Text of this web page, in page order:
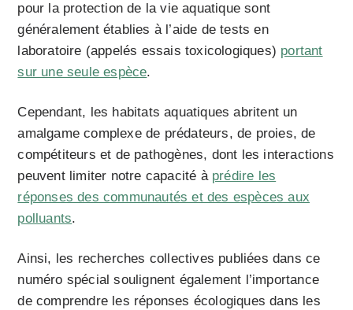
pour la protection de la vie aquatique sont
généralement établies à l’aide de tests en
laboratoire (appelés essais toxicologiques) portant
sur une seule espèce.
Cependant, les habitats aquatiques abritent un
amalgame complexe de prédateurs, de proies, de
compétiteurs et de pathogènes, dont les interactions
peuvent limiter notre capacité à prédire les
réponses des communautés et des espèces aux
polluants.
Ainsi, les recherches collectives publiées dans ce
numéro spécial soulignent également l’importance
de comprendre les réponses écologiques dans les